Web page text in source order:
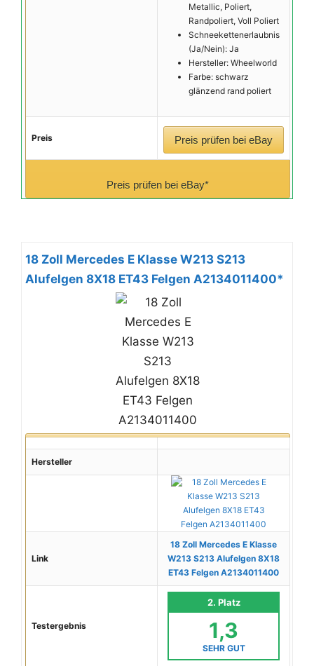
Metallic, Poliert,
Randpoliert, Voll Poliert
Schneekettenerlaubnis
(Ja/Nein): Ja
Hersteller: Wheelworld
Farbe: schwarz
glänzend rand poliert
Preis Preis prüfen bei eBay
Preis prüfen bei eBay*
18 Zoll Mercedes E Klasse W213 S213
Alufelgen 8X18 ET43 Felgen A2134011400*
Hersteller
Link
18 Zoll Mercedes E Klasse
W213 S213 Alufelgen 8X18
ET43 Felgen A2134011400
Testergebnis
2. Platz
1,3
SEHR GUT